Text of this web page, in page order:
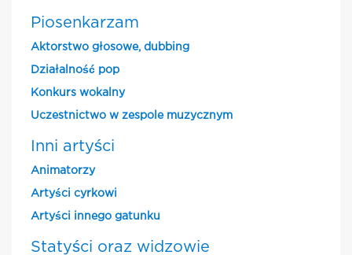
Piosenkarzam
Aktorstwo głosowe, dubbing
Działalność pop
Konkurs wokalny
Uczestnictwo w zespole muzycznym
Inni artyści
Animatorzy
Artyści cyrkowi
Artyści innego gatunku
Statyści oraz widzowie